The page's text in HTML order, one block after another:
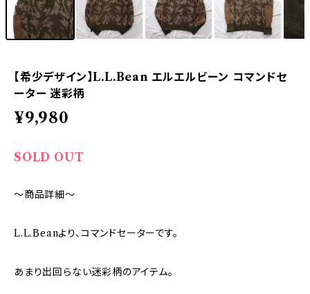
【希少デザイン】L.L.Bean エルエルビーン コマンドセ
ーター 迷彩柄
¥9,980
SOLD OUT
～商品詳細～
L.L.Beanより、コマンドセーターです。
あまり出回らない迷彩柄のアイテム。